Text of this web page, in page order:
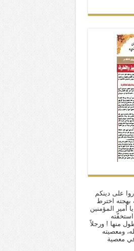
على دينكم
بهجته اخترط
المؤمنين
منها ! ورجلاً
ومعصيته
معصية